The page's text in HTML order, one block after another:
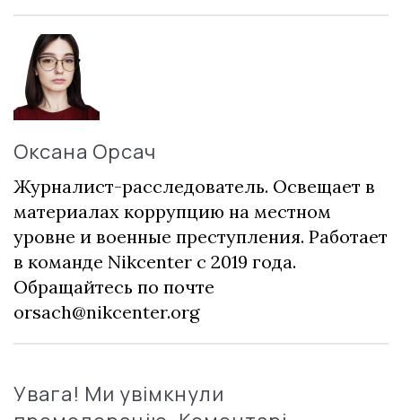
Оксана Орсач
Журналист-расследователь. Освещает в
материалах коррупцию на местном
уровне и военные преступления. Работает
в команде Nikcenter с 2019 года.
Обращайтесь по почте
orsach@nikcenter.org
Увага! Ми увімкнули